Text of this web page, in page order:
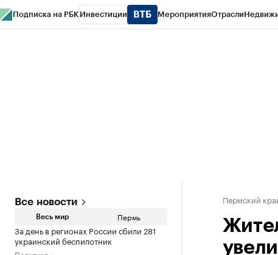
Подписка на РБК Инвестиции МероприятияОтрасли
Все новости
Весь мир Пермь
За день в регионах России сбили 281
украинский беспилотник
Пермский